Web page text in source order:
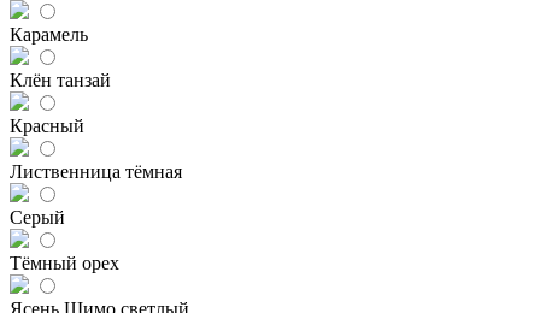
Карамель
Клён танзай
Красный
Лиственница тёмная
Серый
Тёмный орех
Ясень Шимо светлый